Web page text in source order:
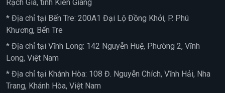
Rạch Giá, tỉnh Kiên Giang
* Địa chỉ tại Bến Tre: 200A1 Đại Lộ Đồng Khởi, P. Phú
Khương, Bến Tre
* Địa chỉ tại Vĩnh Long: 142 Nguyễn Huệ, Phường 2, Vĩnh
Long, Việt Nam
* Địa chỉ tại Khánh Hòa: 108 Đ. Nguyễn Chích, Vĩnh Hải, Nha
Trang, Khánh Hòa, Việt Nam